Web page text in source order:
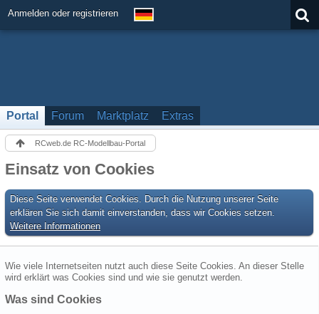
Anmelden oder registrieren
Portal Forum Marktplatz Extras
RCweb.de RC-Modellbau-Portal
Einsatz von Cookies
Diese Seite verwendet Cookies. Durch die Nutzung unserer Seite
erklären Sie sich damit einverstanden, dass wir Cookies setzen.
Weitere Informationen
Wie viele Internetseiten nutzt auch diese Seite Cookies. An dieser Stelle
wird erklärt was Cookies sind und wie sie genutzt werden.
Was sind Cookies